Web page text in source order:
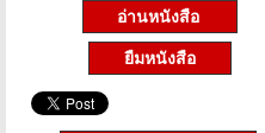
อ่านหนังสือ
ยืมหนังสือ